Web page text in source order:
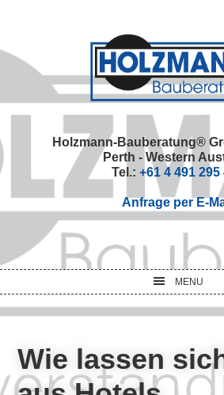
primary
navigation
main
content
primary
sidebar
footer
Holzmann-Bauberatung®
Perth - Western
Tel.: +61 4 491 295
Anfrage per E-
MENU
Wie lassen